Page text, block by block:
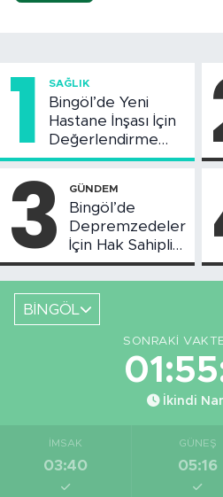
1 SAĞLIK
Bingöl’de Yeni
Hastane İnşası İçin
Değerlendirme
Toplantısı Yapıldı
3 GÜNDEM
Bingöl’de
Depremzedeler
İçin Hak Sahipliği
Askı Süreci
Başladı
BİNGÖL
SONRAKI
İkindi
İMSAK
03:40
GÜNEŞ
05:16